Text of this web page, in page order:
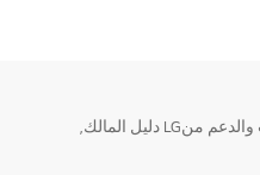
تحتاج معلومة؟ او لديك سؤال ؟ يمكننا المساعدة. سواء كنت فى حاجة الى حجز منتجك او التواصل مع احد ممثلى دعم LG أو الحصول على خدمة صيانة. إيجاد أجوبة ومعلومات أسهل عبر خدمة الإنترنت والدعم منLG دليل المالك,